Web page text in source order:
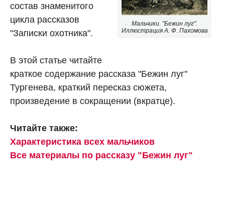
Мальчики. "Бежин луг".
Иллюстрация А. Ф. Пахомова
состав знаменитого
цикла рассказов
"Записки охотника".
В этой статье читайте
краткое содержание рассказа "Бежин луг"
Тургенева, краткий пересказ сюжета,
произведение в сокращении (вкратце).
Читайте также:
Характеристика всех мальчиков
Все материалы по рассказу "Бежин луг"